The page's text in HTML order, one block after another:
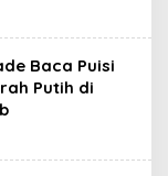
Baca Puisi
Putih di